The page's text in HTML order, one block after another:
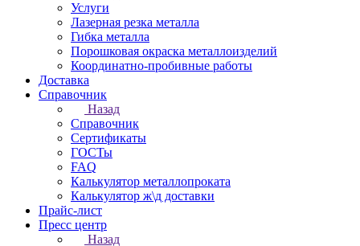
Услуги
Лазерная резка металла
Гибка металла
Порошковая окраска металлоизделий
Координатно-пробивные работы
Доставка
Справочник
Назад
Справочник
Сертификаты
ГОСТы
FAQ
Калькулятор металлопроката
Калькулятор ж\д доставки
Прайс-лист
Пресс центр
Назад